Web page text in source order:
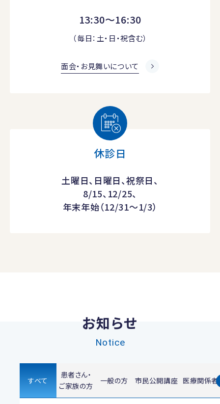
13:30～16:30
（毎日：土・日・祝含む）
面会・お見舞いについて
休診日
土曜日、日曜日、祝祭日、
8/15、12/25、
年末年始（12/31～1/3）
お知らせ
Notice
すべて
患者さん・
ご家族の方
一般の方 市民公開講座 医療関係